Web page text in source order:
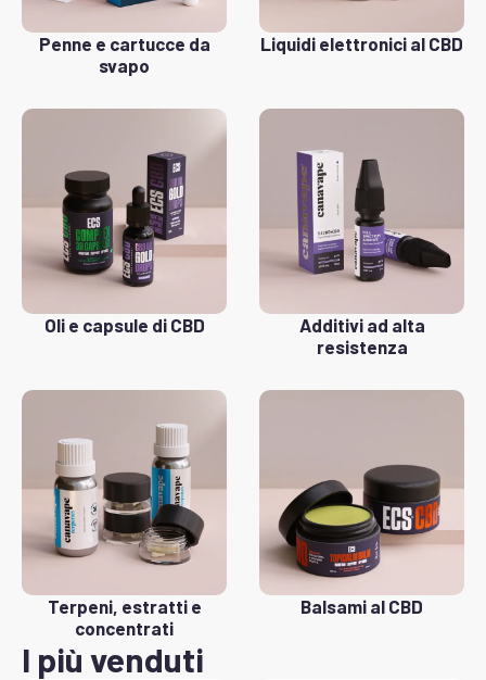
Penne e cartucce da
svapo
Liquidi elettronici al CBD
Oli e capsule di CBD
Additivi ad alta
resistenza
Terpeni, estratti e
concentrati
Balsami al CBD
I più venduti